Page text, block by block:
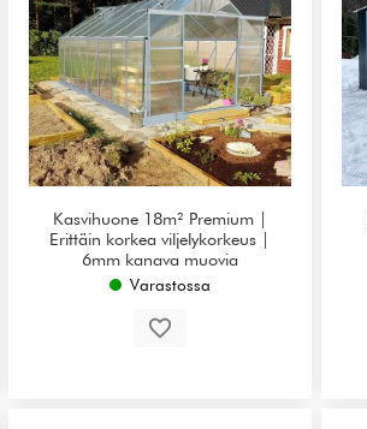
Kasvihuone 18m² Premium |
Erittäin korkea viljelykorkeus |
6mm kanava muovia
Varastossa